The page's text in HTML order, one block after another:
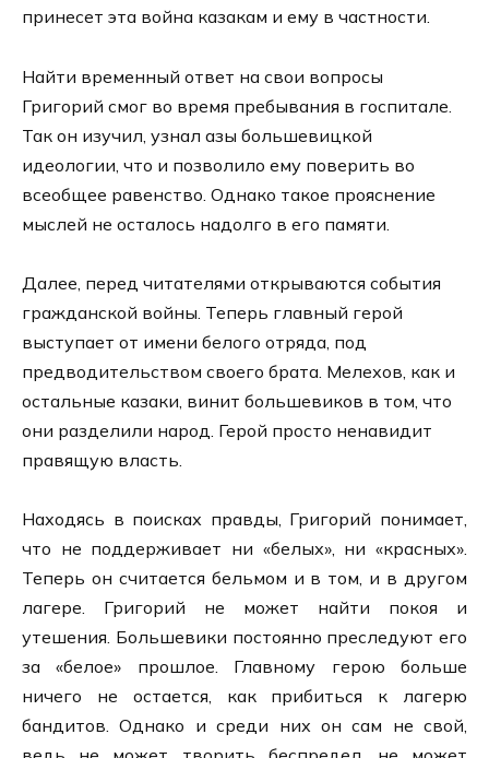
принесет эта война казакам и ему в частности.
Найти временный ответ на свои вопросы
Григорий смог во время пребывания в госпитале.
Так он изучил, узнал азы большевицкой
идеологии, что и позволило ему поверить во
всеобщее равенство. Однако такое прояснение
мыслей не осталось надолго в его памяти.
Далее, перед читателями открываются события
гражданской войны. Теперь главный герой
выступает от имени белого отряда, под
предводительством своего брата. Мелехов, как и
остальные казаки, винит большевиков в том, что
они разделили народ. Герой просто ненавидит
правящую власть.
Находясь в поисках правды, Григорий понимает,
что не поддерживает ни «белых», ни «красных».
Теперь он считается бельмом и в том, и в другом
лагере. Григорий не может найти покоя и
утешения. Большевики постоянно преследуют его
за «белое» прошлое. Главному герою больше
ничего не остается, как прибиться к лагерю
бандитов. Однако и среди них он сам не свой,